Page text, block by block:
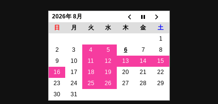
2026年 8月
日
月 火 水 木 金
土
1
2
3 4 5 6 7
8
9
10 11 12 13 14
15
16
17 18 19 20 21
22
23
24 25 26 27 28
29
30
31